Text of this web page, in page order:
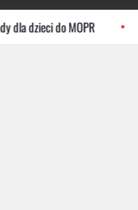
dla dzieci do MOPR